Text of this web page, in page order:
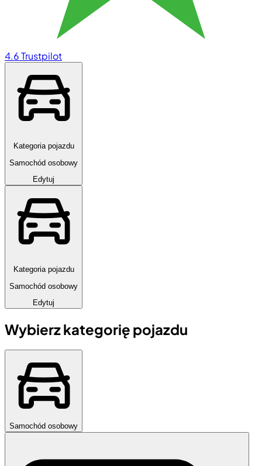
4.6Trustpilot
Kategoria pojazdu
Samochód osobowy
Edytuj
Kategoria pojazdu
Samochód osobowy
Edytuj
Wybierz kategorię pojazdu
Samochód osobowy